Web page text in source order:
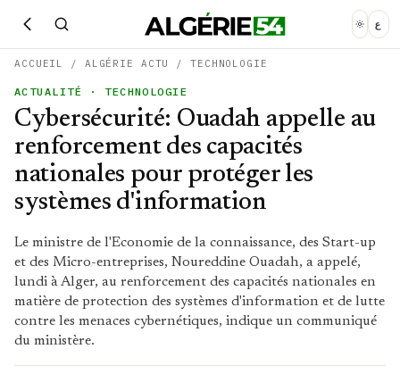
ع
ACCUEIL / ALGÉRIE ACTU /TECHNOLOGIE
ACTUALITÉ · TECHNOLOGIE
Cybersécurité: Ouadah appelle au
renforcement des capacités
nationales pour protéger les
systèmes d'information
Le ministre de l'Economie de la connaissance, des Start-up
et des Micro-entreprises, Noureddine Ouadah, a appelé,
lundi à Alger, au renforcement des capacités nationales en
matière de protection des systèmes d'information et de lutte
contre les menaces cybernétiques, indique un communiqué
du ministère.